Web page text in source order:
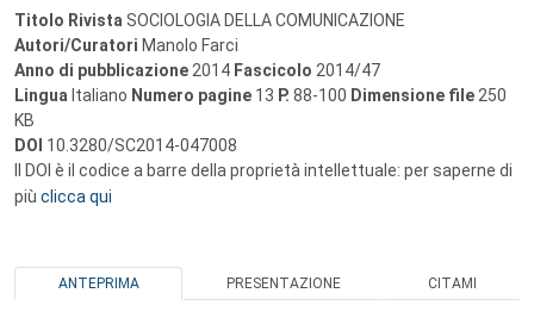
Titolo Rivista SOCIOLOGIA DELLA COMUNICAZIONE
Autori/Curatori Manolo Farci
Anno di pubblicazione 2014 Fascicolo 2014/47
Lingua Italiano Numero pagine 13 P. 88-100 Dimensione file 250
KB
DOI 10.3280/SC2014-047008
Il DOI è il codice a barre della proprietà intellettuale: per saperne di
più clicca qui
ANTEPRIMA PRESENTAZIONE CITAMI